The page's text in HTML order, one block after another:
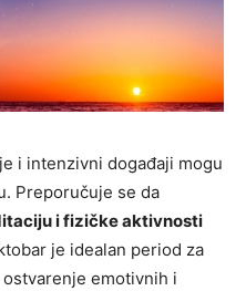
i intenzivni događaji mogu
Preporučuje se da
i fizičke aktivnosti
je idealan period za
emotivnih i